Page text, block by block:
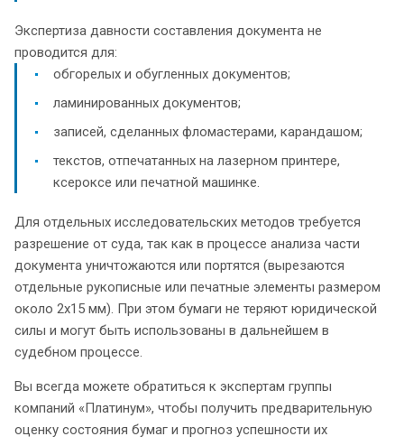
Экспертиза давности составления документа не
проводится для:
обгорелых и обугленных документов;
ламинированных документов;
записей, сделанных фломастерами, карандашом;
текстов, отпечатанных на лазерном принтере,
ксероксе или печатной машинке.
Для отдельных исследовательских методов требуется
разрешение от суда, так как в процессе анализа части
документа уничтожаются или портятся (вырезаются
отдельные рукописные или печатные элементы размером
около 2х15 мм). При этом бумаги не теряют юридической
силы и могут быть использованы в дальнейшем в
судебном процессе.
Вы всегда можете обратиться к экспертам группы
компаний «Платинум», чтобы получить предварительную
оценку состояния бумаг и прогноз успешности их